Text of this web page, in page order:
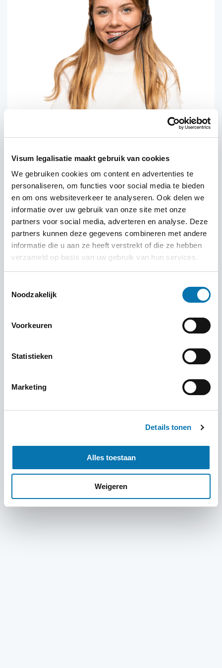
Visum legalisatie maakt gebruik van cookies
We gebruiken cookies om content en advertenties te
personaliseren, om functies voor social media te bieden
en om ons websiteverkeer te analyseren. Ook delen we
informatie over uw gebruik van onze site met onze
partners voor social media, adverteren en analyse. Deze
partners kunnen deze gegevens combineren met andere
informatie die u aan ze heeft verstrekt of die ze hebben
verzameld op basis van uw gebruik van hun services.
Noodzakelijk
Voorkeuren
Statistieken
Marketing
Details tonen
Alles toestaan
Weigeren